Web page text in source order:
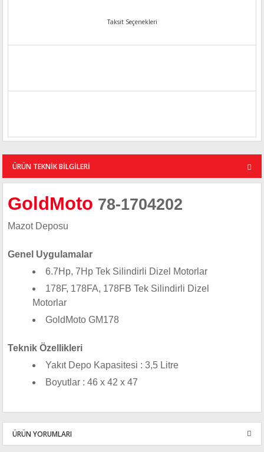
Taksit Seçenekleri
ÜRÜN TEKNİK BİLGİLERİ
GoldMoto 78-1704202
Mazot Deposu
Genel Uygulamalar
6.7Hp, 7Hp Tek Silindirli Dizel Motorlar
178F, 178FA, 178FB Tek Silindirli Dizel
Motorlar
GoldMoto GM178
Teknik Özellikleri
Yakıt Depo Kapasitesi : 3,5 Litre
Boyutlar : 46 x 42 x 47
ÜRÜN YORUMLARI